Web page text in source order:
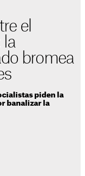
el
la
bromea
piden la
banalizar la